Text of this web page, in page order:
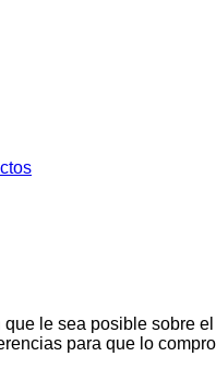
le sea posible sobre
para que lo